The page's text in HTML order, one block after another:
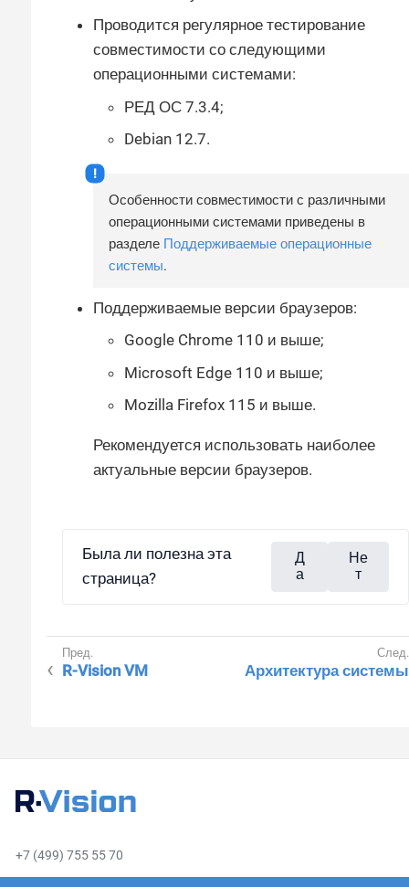
Проводится регулярное тестирование
совместимости со следующими
операционными системами:
РЕД ОС 7.3.4;
Debian 12.7.
Особенности совместимости с различными
операционными системами приведены в
разделе Поддерживаемые операционные
системы.
Поддерживаемые версии браузеров:
Google Chrome 110 и выше;
Microsoft Edge 110 и выше;
Mozilla Firefox 115 и выше.
Рекомендуется использовать наиболее
актуальные версии браузеров.
Была ли полезна эта
страница?
Д
а
Не
т
R-Vision VM Архитектура системы
+7 (499) 755 55 70